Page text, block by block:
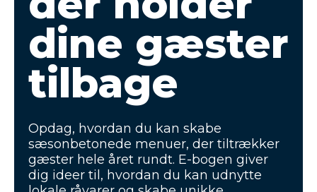
dine gæster
tilbage
Opdag, hvordan du kan skabe
sæsonbetonede menuer, der tiltrækker
gæster hele året rundt. E-bogen giver
dig ideer til, hvordan du kan udnytte